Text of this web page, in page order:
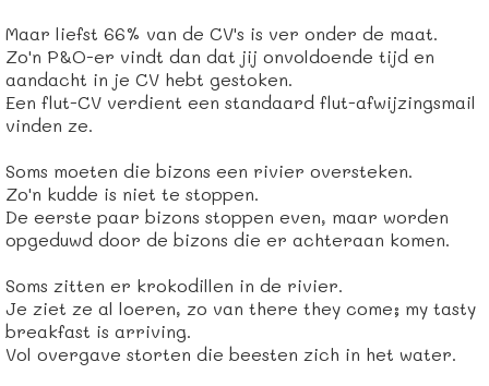
Maar liefst 66% van de CV's is ver onder de maat.
Zo'n P&O-er vindt dan dat jij onvoldoende tijd en
aandacht in je CV hebt gestoken.
Een flut-CV verdient een standaard flut-afwijzingsmail
vinden ze.
Soms moeten die bizons een rivier oversteken.
Zo'n kudde is niet te stoppen.
De eerste paar bizons stoppen even, maar worden
opgeduwd door de bizons die er achteraan komen.
Soms zitten er krokodillen in de rivier.
Je ziet ze al loeren, zo van there they come; my tasty
breakfast is arriving.
Vol overgave storten die beesten zich in het water.